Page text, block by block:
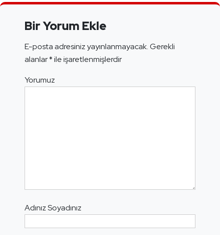
Bir Yorum Ekle
E-posta adresiniz yayınlanmayacak.Gerekli
alanlar*ile işaretlenmişlerdir
Yorumuz
Adınız Soyadınız